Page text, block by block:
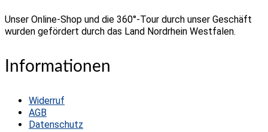
Unser Online-Shop und die 360°-Tour durch unser Geschäft
wurden gefördert durch das Land Nordrhein Westfalen.
Informationen
Widerruf
AGB
Datenschutz